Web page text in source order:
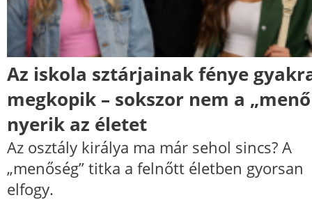
Az iskola sztárjainak fénye
megkopik – sokszor nem a
nyerik az életet
Az osztály királya ma már sehol sincs? A
„menőség” titka a felnőtt életben gyorsan
elfogy.